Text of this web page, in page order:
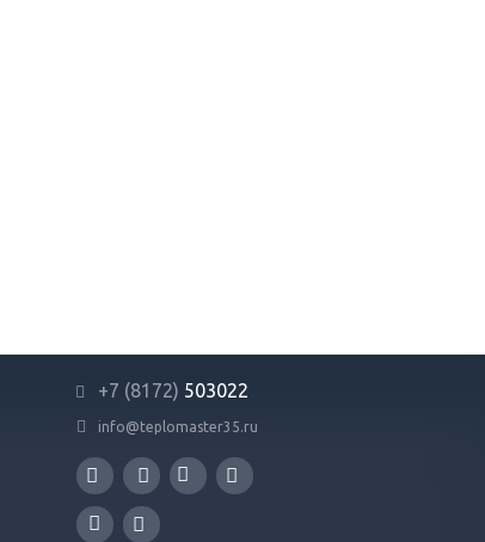
+7 (8172) 503022
info@teplomaster35.ru